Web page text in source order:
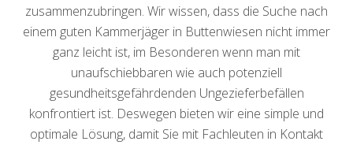
zusammenzubringen. Wir wissen, dass die Suche nach
einem guten Kammerjäger in Buttenwiesen nicht immer
ganz leicht ist, im Besonderen wenn man mit
unaufschiebbaren wie auch potenziell
gesundheitsgefährdenden Ungezieferbefällen
konfrontiert ist. Deswegen bieten wir eine simple und
optimale Lösung, damit Sie mit Fachleuten in Kontakt